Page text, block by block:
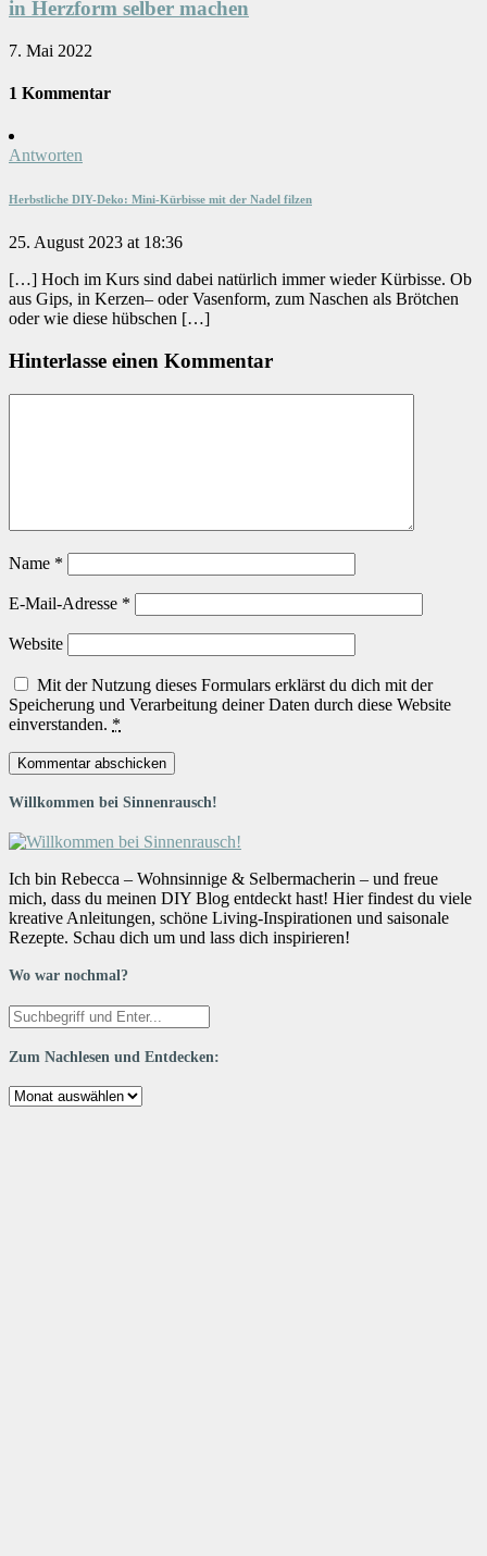
in Herzform selber machen
7. Mai 2022
1 Kommentar
Antworten
Herbstliche DIY-Deko: Mini-Kürbisse mit der Nadel filzen
25. August 2023 at 18:36
[…] Hoch im Kurs sind dabei natürlich immer wieder Kürbisse. Ob
aus Gips, in Kerzen– oder Vasenform, zum Naschen als Brötchen
oder wie diese hübschen […]
Hinterlasse einen Kommentar
Name *
E-Mail-Adresse *
Website
Mit der Nutzung dieses Formulars erklärst du dich mit der
Speicherung und Verarbeitung deiner Daten durch diese Website
einverstanden. *
Willkommen bei Sinnenrausch!
Ich bin Rebecca – Wohnsinnige & Selbermacherin – und freue
mich, dass du meinen DIY Blog entdeckt hast! Hier findest du viele
kreative Anleitungen, schöne Living-Inspirationen und saisonale
Rezepte. Schau dich um und lass dich inspirieren!
Wo war nochmal?
Zum Nachlesen und Entdecken:
Zum